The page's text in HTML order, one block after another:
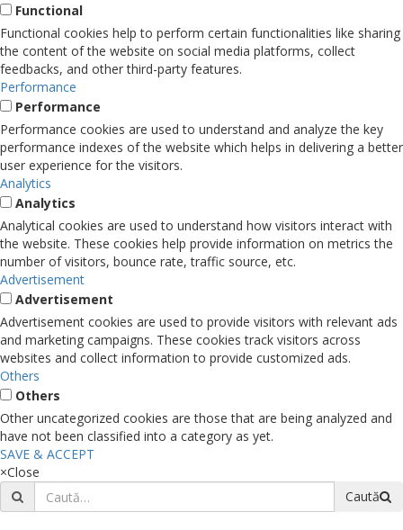
Functional
Functional cookies help to perform certain functionalities like sharing
the content of the website on social media platforms, collect
feedbacks, and other third-party features.
Performance
Performance
Performance cookies are used to understand and analyze the key
performance indexes of the website which helps in delivering a better
user experience for the visitors.
Analytics
Analytics
Analytical cookies are used to understand how visitors interact with
the website. These cookies help provide information on metrics the
number of visitors, bounce rate, traffic source, etc.
Advertisement
Advertisement
Advertisement cookies are used to provide visitors with relevant ads
and marketing campaigns. These cookies track visitors across
websites and collect information to provide customized ads.
Others
Others
Other uncategorized cookies are those that are being analyzed and
have not been classified into a category as yet.
SAVE & ACCEPT
×Close
Caută